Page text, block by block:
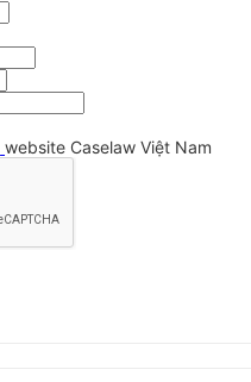
website Caselaw Việt Nam